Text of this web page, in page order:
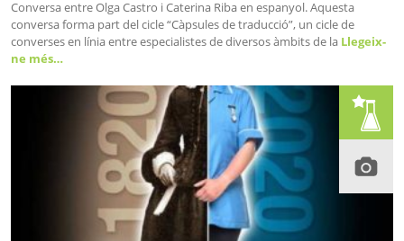
Conversa entre Olga Castro i Caterina Riba en espanyol. Aquesta
conversa forma part del cicle “Càpsules de traducció”, un cicle de
converses en línia entre especialistes de diversos àmbits de la Llegeix-
ne més…